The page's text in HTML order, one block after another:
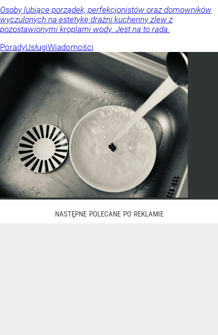
Osoby lubiące porządek, perfekcjonistów oraz domowników
wyczulonych na estetykę drażni kuchenny zlew z
pozostawionymi kroplami wody. Jest na to rada.
PoradyUsługiWiadomości